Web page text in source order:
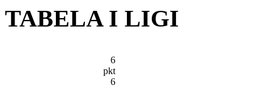
TABELA I LIGI
6
pkt
6